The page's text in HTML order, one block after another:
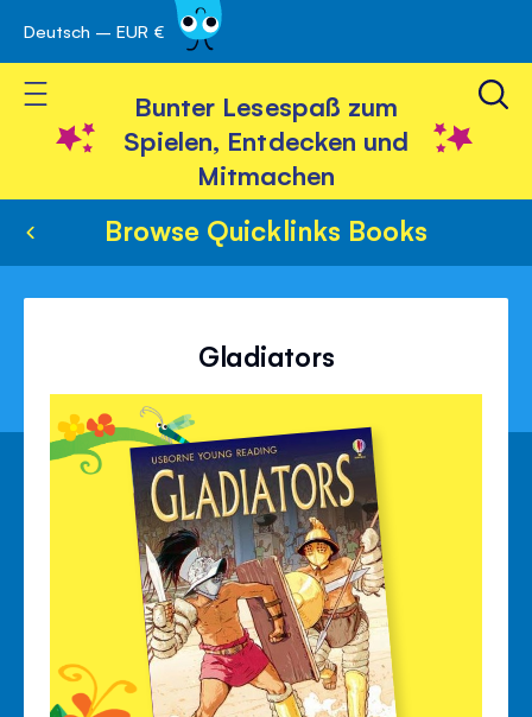
Skip
to
Content
Deutsch – EUR €
Toggle Nav
Bunter Lesespaß zum
Spielen, Entdecken und
Mitmachen
Browse Quicklinks Books
Gladiators